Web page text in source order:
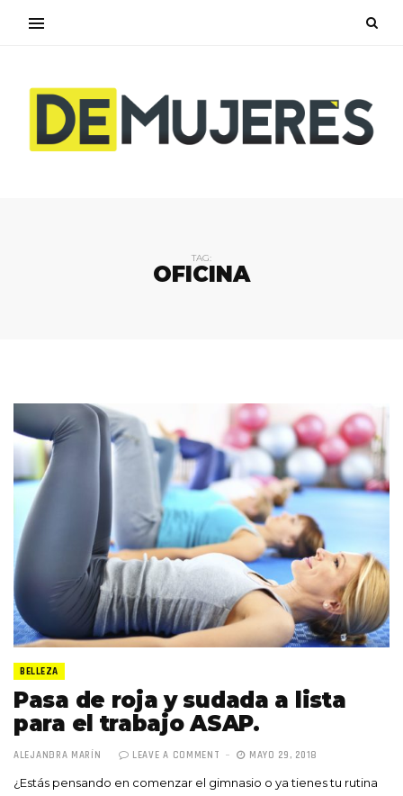
TAG:
OFICINA
BELLEZA
Pasa de roja y sudada a lista
para el trabajo ASAP.
ALEJANDRA MARÍN LEAVE A COMMENT MAYO 29, 2018
¿Estás pensando en comenzar el gimnasio o ya tienes tu rutina